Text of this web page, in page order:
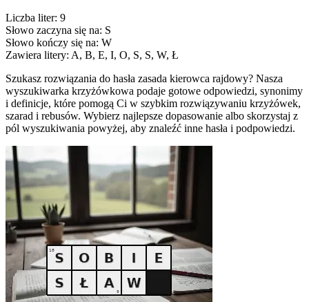
Liczba liter: 9
Słowo zaczyna się na: S
Słowo kończy się na: W
Zawiera litery: A, B, E, I, O, S, S, W, Ł
Szukasz rozwiązania do hasła zasada kierowca rajdowy? Nasza
wyszukiwarka krzyżówkowa podaje gotowe odpowiedzi, synonimy
i definicje, które pomogą Ci w szybkim rozwiązywaniu krzyżówek,
szarad i rebusów. Wybierz najlepsze dopasowanie albo skorzystaj z
pól wyszukiwania powyżej, aby znaleźć inne hasła i podpowiedzi.